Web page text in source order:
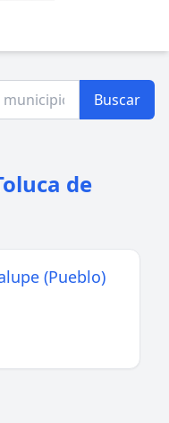
Buscar
de
(Pueblo)